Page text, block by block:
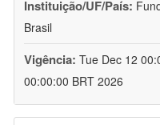
Instituição/UF/País:
Brasil
Vigência: Tue Dec 12
00:00:00 BRT 2026